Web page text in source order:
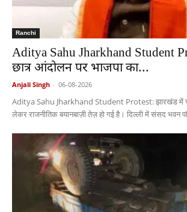
Ranchi
Aditya Sahu Jharkhand Student
छात्र आंदोलन पर भाजपा का...
Anjali Singh - 06-08-2026
Aditya Sahu Jharkhand Student Protest: झारखंड में
लेकर राजनीतिक बयानबाज़ी तेज़ हो गई है। दिल्ली में संसद भवन